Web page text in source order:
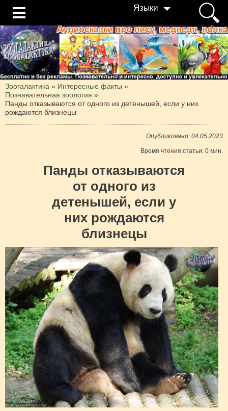
Языки
Зоогалактика » Интересные факты »
Познавательная зоология »
Панды отказываются от одного из детенышей, если у них
рождаются близнецы
Опубликовано: 04.05.2023
Время чтения статьи: 0 мин.
Панды отказываются
от одного из
детенышей, если у
них рождаются
близнецы